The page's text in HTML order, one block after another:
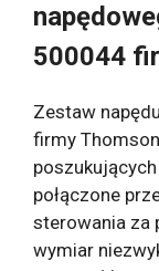
500044
Zestaw
firmy
poszukujących
połączone
sterowania za
wymiar